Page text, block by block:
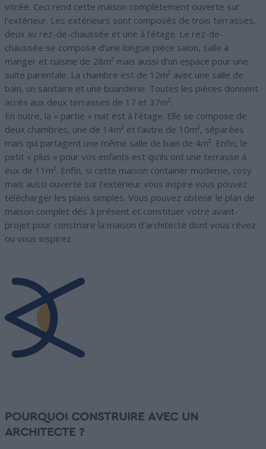
vitrée. Ceci rend cette maison complètement ouverte sur
l’extérieur. Les extérieurs sont composés de trois terrasses,
deux au rez-de-chaussée et une à l’étage. Le rez-de-
chaussée se compose d’une longue pièce salon, salle à
manger et cuisine de 28m² mais aussi d’un espace pour une
suite parentale. La chambre est de 12m² avec une salle de
bain, un sanitaire et une buanderie. Toutes les pièces donnent
accès aux deux terrasses de 17 et 37m².
En outre, la « partie » nuit est à l’étage. Elle se compose de
deux chambres, une de 14m² et l’autre de 10m², séparées
mais qui partagent une même salle de bain de 4m². Enfin, le
petit « plus » pour vos enfants est qu’ils ont une terrasse à
eux de 11m². Enfin, si cette maison container moderne, cosy
mais aussi ouverte sur l’extérieur vous inspire vous pouvez
télécharger les plans simples. Vous pouvez obtenir le plan de
maison complet dés à présent et constituer votre avant-
projet pour construire la maison d’architecte dont vous rêvez
ou vous inspirez.
POURQUOI CONSTRUIRE AVEC UN
ARCHITECTE ?